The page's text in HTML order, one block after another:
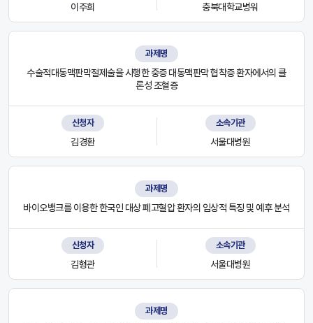
이주희 충북대학교병워
과제명
수술적대동맥판막절제술을 시행한 중증 대동맥판막 협착증 환자에서의 클
론성 조혈증
신청자
김경환
소속기관
서울대병원
과제명
바이오뱅크를 이용한 한국인 대상 폐고혈압 환자의 임상적 특징 및 예후 분석
신청자
김형관
소속기관
서울대병원
과제명